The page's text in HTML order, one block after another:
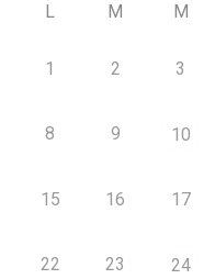
L M M
1 2 3
8 9 10
15 16 17
22 23 24